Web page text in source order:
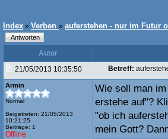
Index » Verben » auferstehen - nur im Futur
Autor
21/05/2013 10:35:50
Betreff:
Armin
Normal
Beigetreten: 21/05/2013
10:21:25
Beiträge: 1
Offline
Wie soll man
erstehe auf"?
"ob ich
mein Gott?